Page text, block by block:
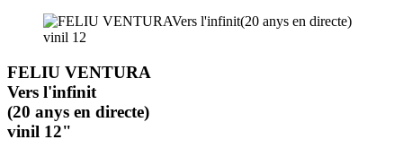
FELIU VENTURA
Vers l'infinit
(20 anys en directe)
vinil 12"